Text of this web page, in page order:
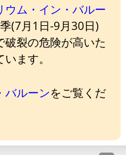
ウム・イン・バルー
(7月1日-9月30日)
破裂の危険が高いた
ます。
バルーンをご覧くだ